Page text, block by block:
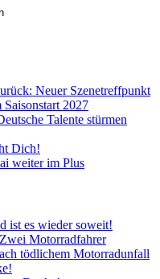
Neuer Szenetreffpunkt
2027
Talente stürmen
Dich!
weiter im Plus
ist es wieder soweit!
Motorradfahrer
tödlichem Motorradunfall